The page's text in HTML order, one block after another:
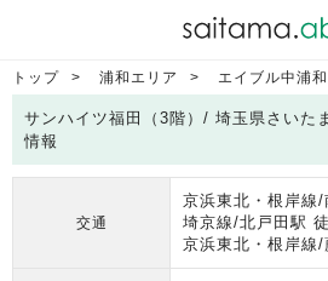
トップ 浦和エリア エイブル中浦
サンハイツ福田（3階）/ 埼玉県さいた
情報
交通
京浜東北・根岸線
埼京線/北戸田駅
京浜東北・根岸線